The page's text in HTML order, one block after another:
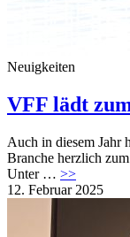
Neuigkeiten
VFF lädt
Auch in diesem Jahr
Branche herzlich
Unter … >>
12. Februar 2025